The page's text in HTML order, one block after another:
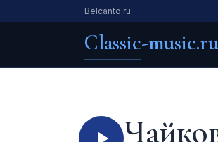
Belcanto.ru
Classic-music.ru